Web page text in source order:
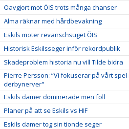
Oavgjort mot ÖIS trots många chanser
Alma räknar med hårdbevakning
Eskils möter revanschsuget ÖIS
Historisk Eskilsseger inför rekordpublik
Skadeproblem historia nu vill Tilde bidra
Pierre Persson: ”Vi fokuserar på vårt spel
derbynerver"
Eskils damer dominerade men föll
Planer på att se Eskils vs HIF
Eskils damer tog sin tionde seger